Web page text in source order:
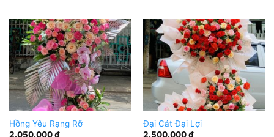
Hồng Yêu Rạng Rỡ
2.050.000₫
Đại Cát Đại Lợi
2.500.000₫